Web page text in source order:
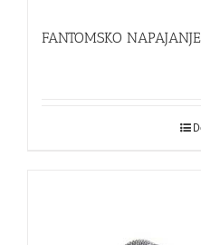
FANTOMSKO NAPAJANJE